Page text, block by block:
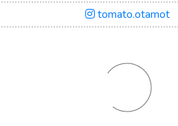
tomato.otamot